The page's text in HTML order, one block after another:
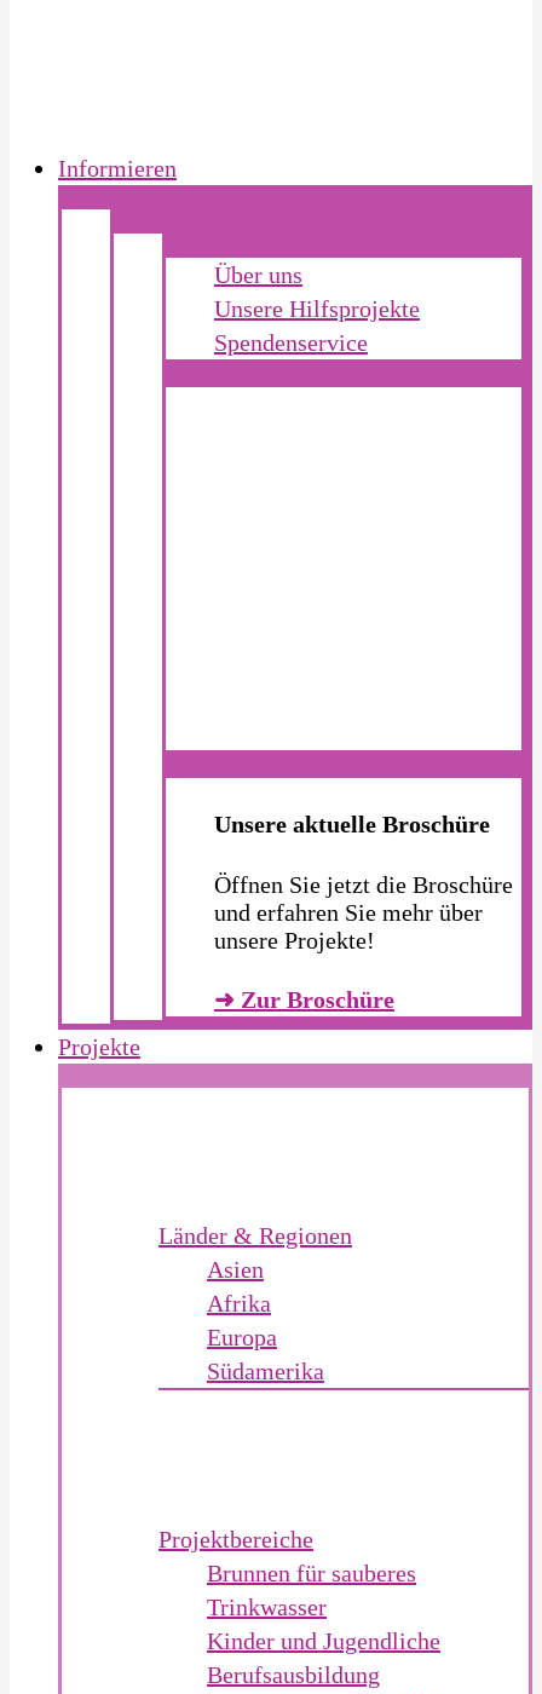
Informieren
Über uns
Unsere Hilfsprojekte
Spendenservice
Unsere aktuelle Broschüre
Öffnen Sie jetzt die Broschüre
und erfahren Sie mehr über
unsere Projekte!
➜ Zur Broschüre
Projekte
Länder & Regionen
Asien
Afrika
Europa
Südamerika
Projektbereiche
Brunnen für sauberes
Trinkwasser
Kinder und Jugendliche
Berufsausbildung